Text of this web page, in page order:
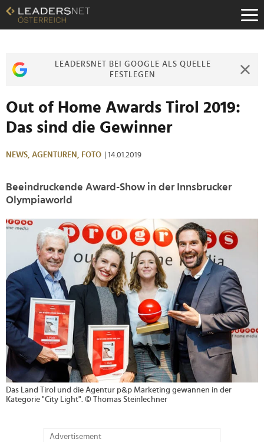
Zum
Inhalt
Zur
Zur
LEADERSNET BEI GOOGLE ALS QUELLE
FESTLEGEN
Out of Home Awards Tirol 2019:
Das sind die Gewinner
NEWS, AGENTUREN, FOTO | 14.01.2019
Beeindruckende Award-Show in der Innsbrucker
Olympiaworld
>
Das Land Tirol und die Agentur p&p Marketing gewannen in der
Kategorie "City Light". © Thomas Steinlechner
Advertisement